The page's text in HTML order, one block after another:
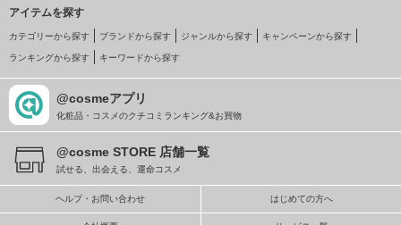
アイテムを探す
カテゴリーから探す ブランドから探す ジャンルから探す キャンペーンから探す
ランキングから探す キーワードから探す
@cosmeアプリ
化粧品・コスメのクチコミランキング&お買物
@cosme STORE 店舗一覧
試せる、出会える、運命コスメ
ヘルプ・お問い合わせ はじめての方へ